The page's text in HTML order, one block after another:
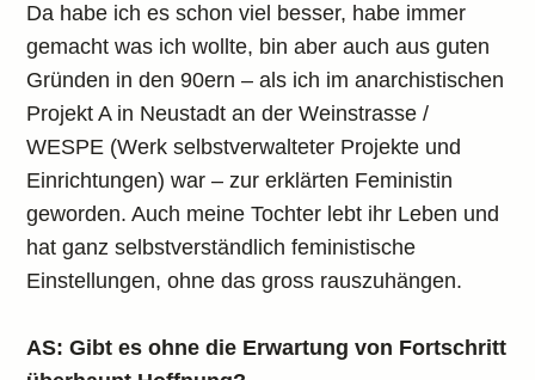
Da habe ich es schon viel besser, habe immer
gemacht was ich wollte, bin aber auch aus guten
Gründen in den 90ern – als ich im anarchistischen
Projekt A in Neustadt an der Weinstrasse /
WESPE (Werk selbstverwalteter Projekte und
Einrichtungen) war – zur erklärten Feministin
geworden. Auch meine Tochter lebt ihr Leben und
hat ganz selbstverständlich feministische
Einstellungen, ohne das gross rauszuhängen.
AS: Gibt es ohne die Erwartung von Fortschritt